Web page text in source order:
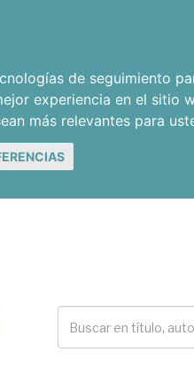
de seguimiento
experiencia en el sitio
más relevantes para